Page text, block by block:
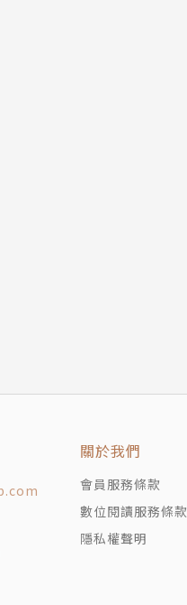
關於我們
會員服務條款
數位閱讀服務條款
隱私權聲明